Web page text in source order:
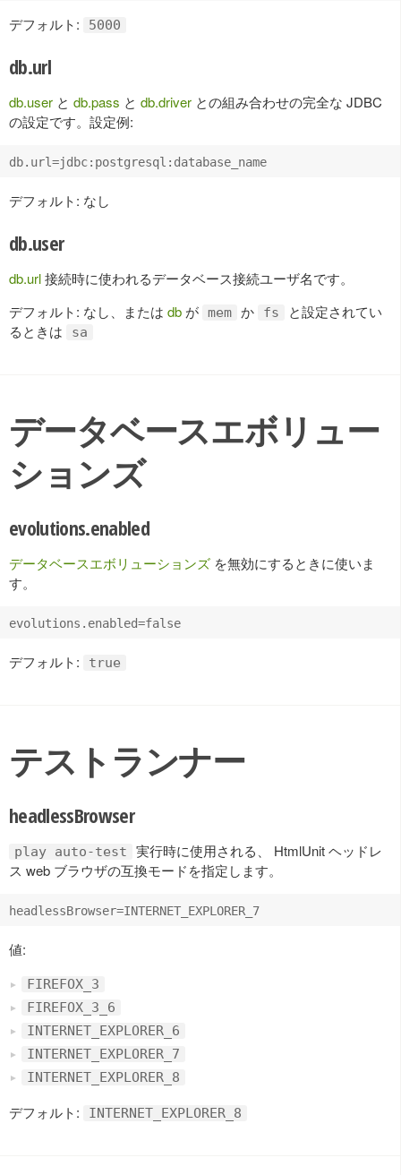
デフォルト: 5000
db.url
db.user と db.pass と db.driver との組み合わせの完全な JDBC
の設定です。設定例:
デフォルト: なし
db.user
db.url接続時に使われるデータベース接続ユーザ名です。
デフォルト: なし、または db が mem か fs
と設定されてい
るときは
sa
データベースエボリュー
ションズ
evolutions.enabled
データベースエボリューションズ を無効にするときに使いま
す。
デフォルト: true
テストランナー
headlessBrowser
play auto-test
実行時に使用される、 HtmlUnit ヘッドレ
ス web ブラウザの互換モードを指定します。
値:
FIREFOX_3
FIREFOX_3_6
INTERNET_EXPLORER_6
INTERNET_EXPLORER_7
INTERNET_EXPLORER_8
デフォルト: INTERNET_EXPLORER_8